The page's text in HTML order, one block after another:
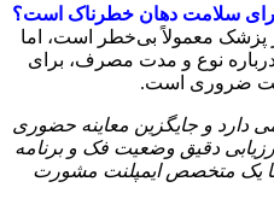
سلامت دهان خطرناک است؟
معمولاً بی‌خطر است، اما
درباره نوع و مدت مصرف، برای
ضروری است.
دارد و جایگزین معاینه حضوری
دقیق وضعیت فک و برنامه
یک متخصص ایمپلنت مشورت